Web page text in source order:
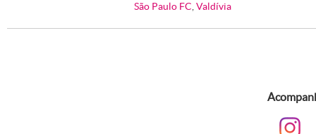
São Paulo FC Valdívia